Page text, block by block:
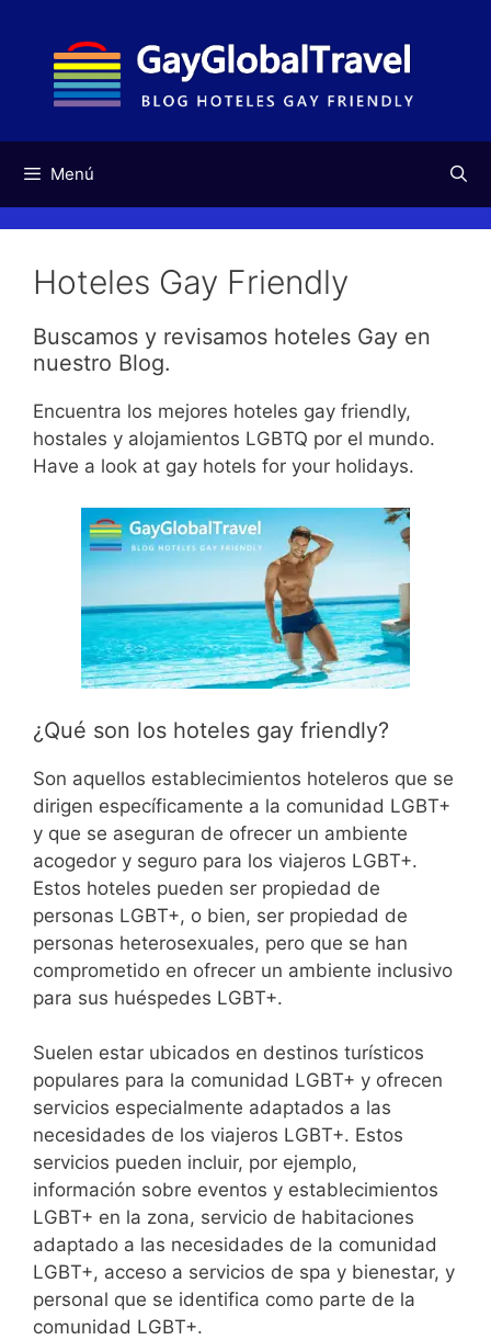
contenido
Menú
Hoteles Gay Friendly
Buscamos y revisamos hoteles Gay en
nuestro Blog.
Encuentra los mejores hoteles gay friendly,
hostales y alojamientos LGBTQ por el mundo.
Have a look at gay hotels for your holidays.
¿Qué son los hoteles gay friendly?
Son aquellos establecimientos hoteleros que se
dirigen específicamente a la comunidad LGBT+
y que se aseguran de ofrecer un ambiente
acogedor y seguro para los viajeros LGBT+.
Estos hoteles pueden ser propiedad de
personas LGBT+, o bien, ser propiedad de
personas heterosexuales, pero que se han
comprometido en ofrecer un ambiente inclusivo
para sus huéspedes LGBT+.
Suelen estar ubicados en destinos turísticos
populares para la comunidad LGBT+ y ofrecen
servicios especialmente adaptados a las
necesidades de los viajeros LGBT+. Estos
servicios pueden incluir, por ejemplo,
información sobre eventos y establecimientos
LGBT+ en la zona, servicio de habitaciones
adaptado a las necesidades de la comunidad
LGBT+, acceso a servicios de spa y bienestar, y
personal que se identifica como parte de la
comunidad LGBT+.